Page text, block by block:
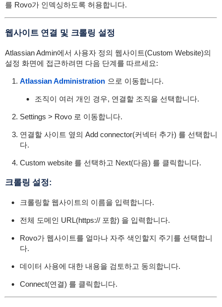
를 Rovo가 인덱싱하도록 허용합니다.
웹사이트 연결 및 크롤링 설정
Atlassian Admin에서 사용자 정의 웹사이트(Custom Website)의
설정 화면에 접근하려면 다음 단계를 따르세요:
Atlassian Administration 으로 이동합니다.
조직이 여러 개인 경우, 연결할 조직을 선택합니다.
Settings > Rovo 로 이동합니다.
연결할 사이트 옆의 Add connector(커넥터 추가) 를 선택합니
다.
Custom website 를 선택하고 Next(다음) 를 클릭합니다.
크롤링 설정:
크롤링할 웹사이트의 이름을 입력합니다.
전체 도메인 URL(https:// 포함) 을 입력합니다.
Rovo가 웹사이트를 얼마나 자주 색인할지 주기를 선택합니
다.
데이터 사용에 대한 내용을 검토하고 동의합니다.
Connect(연결) 를 클릭합니다.